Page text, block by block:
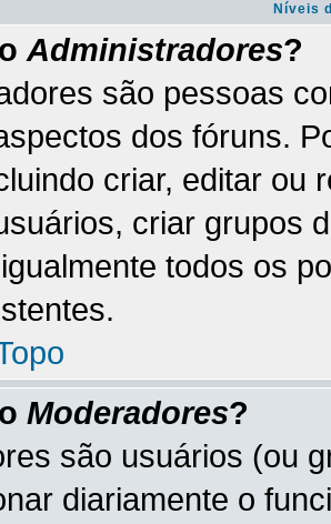
Níveis
Administradores?
são pessoas
dos fóruns.
criar, editar ou
criar grupos
todos os
Moderadores?
são usuários (ou
diariamente o